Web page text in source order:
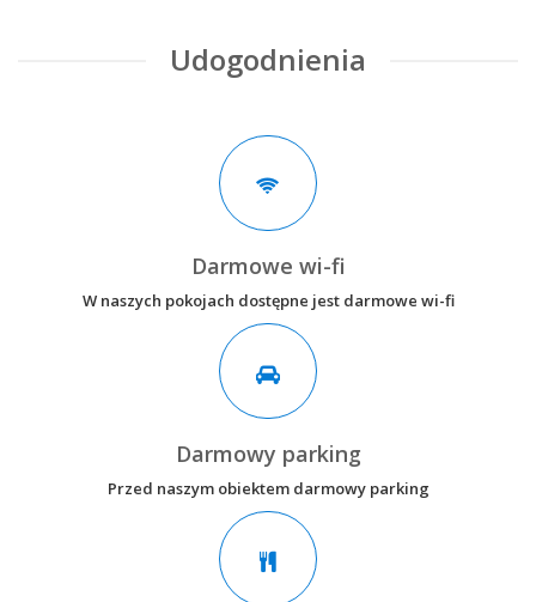
Udogodnienia
Darmowe wi-fi
W naszych pokojach dostępne jest darmowe wi-fi
Darmowy parking
Przed naszym obiektem darmowy parking